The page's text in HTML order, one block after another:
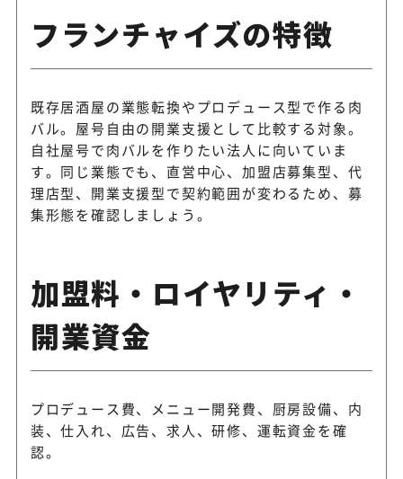
フランチャイズの特徴
既存居酒屋の業態転換やプロデュース型で作る肉
バル。屋号自由の開業支援として比較する対象。
自社屋号で肉バルを作りたい法人に向いていま
す。同じ業態でも、直営中心、加盟店募集型、代
理店型、開業支援型で契約範囲が変わるため、募
集形態を確認しましょう。
加盟料・ロイヤリティ・
開業資金
プロデュース費、メニュー開発費、厨房設備、内
装、仕入れ、広告、求人、研修、運転資金を確
認。